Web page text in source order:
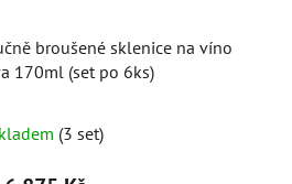
broušené sklenice na víno
170ml (set po 6ks)
(3 set)